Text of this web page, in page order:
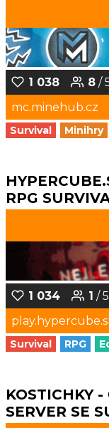
1 038 8 /
mc.minehub.cz
Survival Minihry
RPG
1 034 1 /
Survival RPG
KOSTICHKY -
SERVER SE